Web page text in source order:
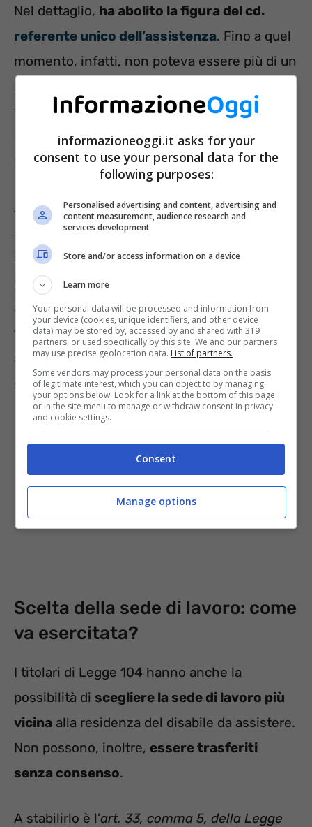
Nel dettaglio, ha abolito la figura del cd.
referente unico dell’assistenza. Fino a quel
momento, infatti, non poteva essere più di un
lavoratore dipendente a richiedere i permessi
104, per prestare assistenza allo stesso
disabile grave. Tale principio valeva anche nei
confronti dei genitori.
A partire dal 13 agosto 2022, invece, più
soggetti possono beneficiare dei permessi, in
maniera alternativa tra di loro. Deve, tuttavia,
essere garantito il limite massimo di 3 giorni
al mese per lo stesso disabile. Ad esempio,
tre figli possono richiedere l’agevolazione per
assistere la madre malata, usufruendo di un
giorno a testa al mese.
Scelta della sede di lavoro: come
va esercitata?
I titolari di Legge 104 hanno anche la
possibilità di scegliere la sede di lavoro più
vicina alla residenza del disabile da assistere.
Non possono, inoltre, essere trasferiti
senza consenso.
A stabilirlo è l’art. 33, comma 5, della Legge
informazioneoggi.it asks for your
consent to use your personal data for the
following purposes:
Personalised advertising and content, advertising and
content measurement, audience research and
services development
Store and/or access information on a device
Learn more
Your personal data will be processed and information from
your device (cookies, unique identifiers, and other device
data) may be stored by, accessed by and shared with 319
partners, or used specifically by this site. We and our partners
may use precise geolocation data. List of partners.
Some vendors may process your personal data on the basis
of legitimate interest, which you can object to by managing
your options below. Look for a link at the bottom of this page
or in the site menu to manage or withdraw consent in privacy
and cookie settings.
Consent
Manage options